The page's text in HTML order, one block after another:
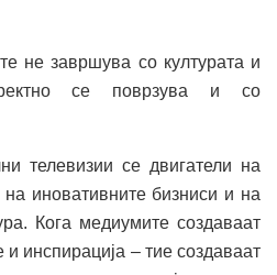
не завршува со културата и
се поврзува и со
телевизии се двигатели на
на иновативните бизниси и на
Кога медиумите создаваат
инспирација – тие создаваат